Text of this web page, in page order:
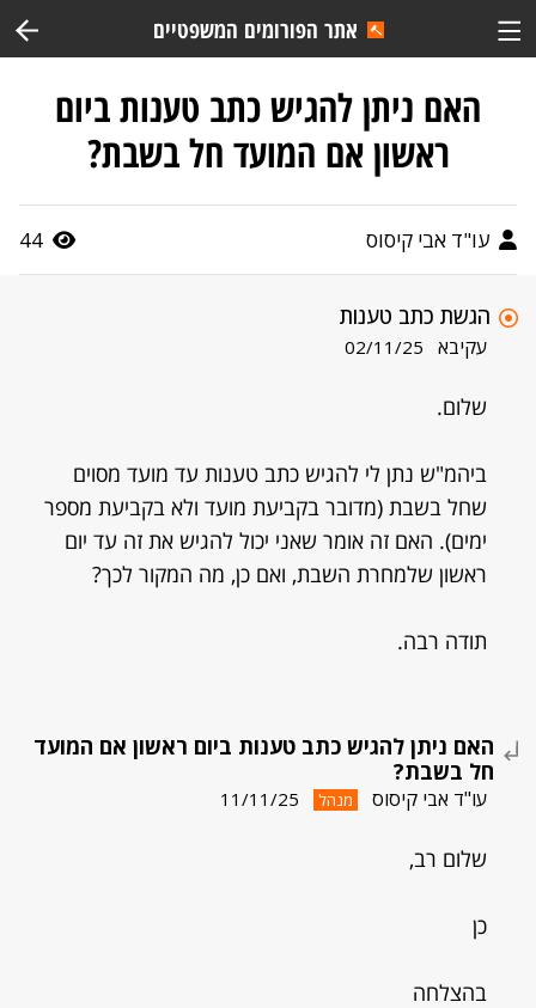
אתר הפורומים המשפטיים
האם ניתן להגיש כתב טענות ביום
ראשון אם המועד חל בשבת?
עו"ד אבי קיסוס 44
הגשת כתב טענות
עקיבא 02/11/25
שלום.
ביהמ"ש נתן לי להגיש כתב טענות עד מועד מסוים
שחל בשבת (מדובר בקביעת מועד ולא בקביעת מספר
ימים). האם זה אומר שאני יכול להגיש את זה עד יום
ראשון שלמחרת השבת, ואם כן, מה המקור לכך?
תודה רבה.
האם ניתן להגיש כתב טענות ביום ראשון אם המועד
חל בשבת?
עו"ד אבי קיסוס מנהל 11/11/25
שלום רב,
כן
בהצלחה